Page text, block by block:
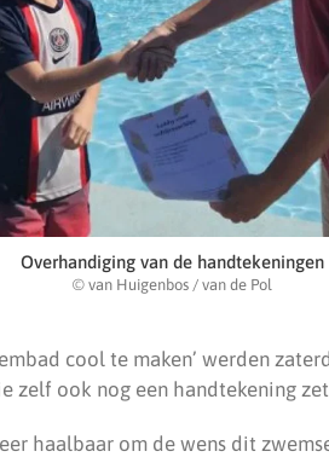
Overhandiging van de handtekeningen
© van Huigenbos / van de Pol
cool te maken’ werden
zelf ook nog een handtekening
haalbaar om de wens dit